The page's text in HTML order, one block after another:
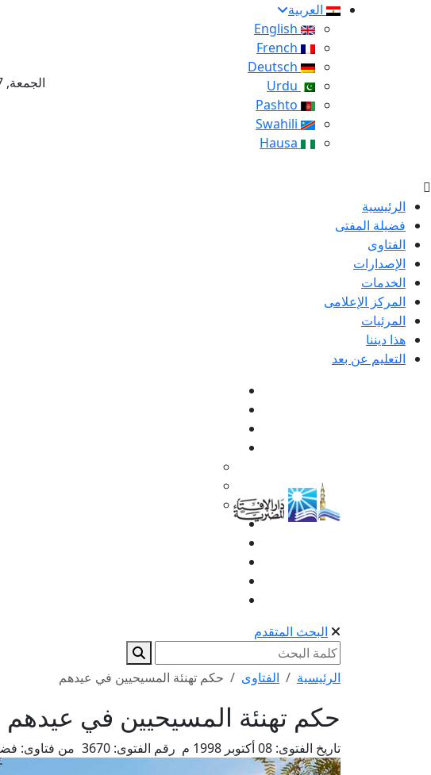
العربية
الجمعة, 07 أغسطس 2026 – 24 صفر 1448 هـ
الرئيسية
فضيلة المفتى
الفتاوى
الإصدارات
الخدمات
المركز الإعلامى
المرئيات
هذا ديننا
التعليم عن بعد
البحث المتقدم
الرئيسية الفتاوى حكم تهنئة المسيحيين في عيدهم
حكم تهنئة المسيحيين في عيدهم
تاريخ الفتوى: رقم الفتوى: 3670 من فتاوى: